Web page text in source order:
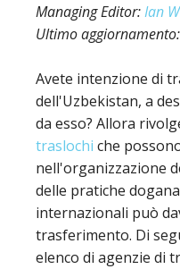
Managing Editor:Ian
Ultimo aggiornamento:
Avete intenzione di
dell'Uzbekistan, a
da esso? Allora
traslochi che
nell'organizzazione
delle pratiche
internazionali può
trasferimento. Di
elenco di agenzie di